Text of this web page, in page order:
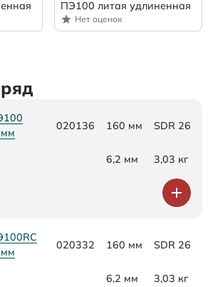
ПЭ100 литая удлиненная
Нет оценок
020136 160 мм SDR 26
6,2 мм 3,03 кг
020332 160 мм SDR 26
6,2 мм 3,03 кг